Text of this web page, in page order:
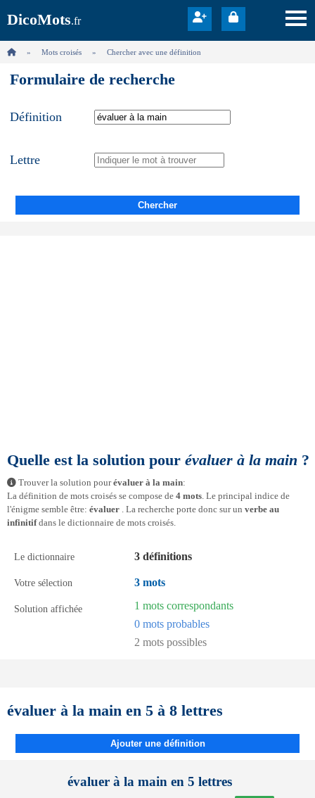
DicoMots.fr
Mots croisés Chercher avec une définition
Formulaire de recherche
Définition
Lettre
Chercher
Quelle est la solution pour évaluer à la main ?
Trouver la solution pourévaluer à la main:
La définition de mots croisés se compose de 4 mots. Le principal indice de
l'énigme semble être: évaluer . La recherche porte donc sur un verbe au
infinitifdans le dictionnaire de mots croisés.
Le dictionnaire 3 définitions
Votre sélection 3 mots
Solution affichée
1 mots correspondants
0 mots probables
2 mots possibles
évaluer à la main en 5 à 8 lettres
Ajouter une définition
évaluer à la main en 5 lettres